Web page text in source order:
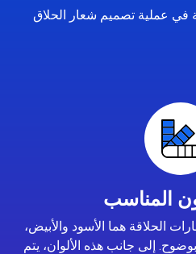
المناسب
الحلاقة هما الأسود والأبيض،
إلى جانب هذه الألوان، يتم